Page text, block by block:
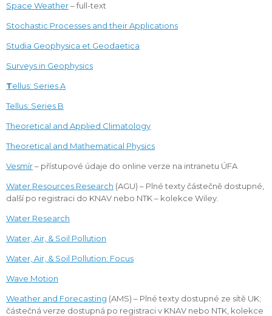
Space Weather– full-text
Stochastic Processes and their Applications
Studia Geophysica et Geodaetica
Surveys in Geophysics
Tellus: Series A
Tellus: Series B
Theoretical and Applied Climatology
Theoretical and Mathematical Physics
Vesmír– přístupové údaje do online verze na intranetu ÚFA
Water Resources Research (AGU) – Plné texty částečně dostupné,
další po registraci do KNAV nebo NTK – kolekce Wiley.
Water Research
Water, Air, & Soil Pollution
Water, Air, & Soil Pollution: Focus
Wave Motion
Weather and Forecasting (AMS) – Plné texty dostupné ze sítě UK;
částečná verze dostupná po registraci v KNAV nebo NTK, kolekce